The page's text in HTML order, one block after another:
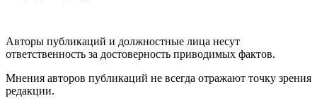
Авторы публикаций и должностные лица несут
ответственность за достоверность приводимых фактов.
Мнения авторов публикаций не всегда отражают точку зрения
редакции.